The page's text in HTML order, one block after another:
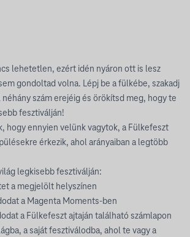
lehetetlen, ezért idén nyáron ott is lesz
gondoltad volna. Lépj be a fülkébe, szakadj
néhány szám erejéig és örökítsd meg, hogy te
fesztiválján!
hogy ennyien velünk vagytok, a Fülkefeszt
érkezik, ahol arányaiban a legtöbb
legkisebb fesztiválján:
a megjelölt helyszínen
a Magenta Moments-ben
a Fülkefeszt ajtaján található számlapon
a saját fesztiválodba, ahol te vagy a